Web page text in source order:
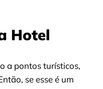
Hotel
a pontos turísticos,
se esse é um